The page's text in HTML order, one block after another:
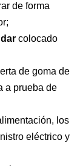
de forma
colocado
de goma de
a prueba de
los
eléctrico y